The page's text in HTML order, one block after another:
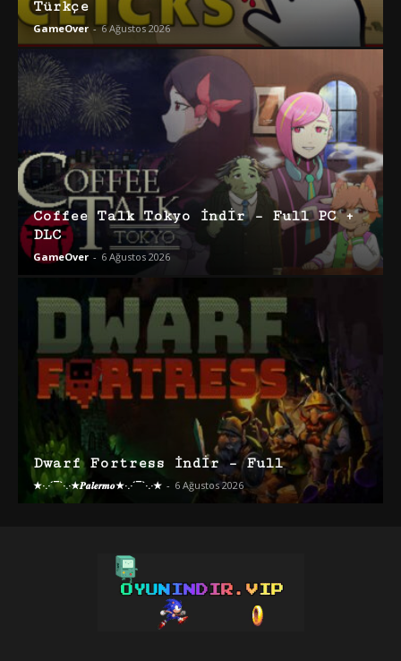
Türkçe
GameOver - 6 Ağustos 2026
Coffee Talk Tokyo İndir – Full PC +
DLC
GameOver - 6 Ağustos 2026
Dwarf Fortress İndir – Full
★·.·´¯`·.·★𝑷𝒂𝒍𝒆𝒓𝒎𝒐★·.·´¯`·.·★ - 6 Ağustos 2026